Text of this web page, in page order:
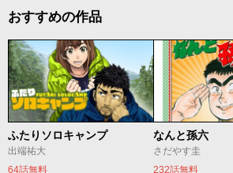
おすすめの作品
ふたりソロキャンプ
出端祐大
64話無料
なんと孫六
さだやす圭
232話無料